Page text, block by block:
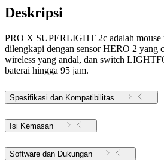
Deskripsi
PRO X SUPERLIGHT 2c adalah mouse
dilengkapi dengan sensor HERO 2
wireless yang andal, dan switch
baterai hingga 95 jam.
Spesifikasi dan Kompatibilitas
Isi Kemasan
Software dan Dukungan